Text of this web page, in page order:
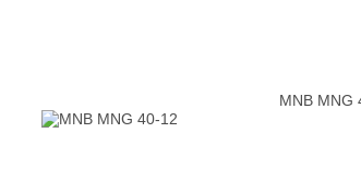
MNB MNG